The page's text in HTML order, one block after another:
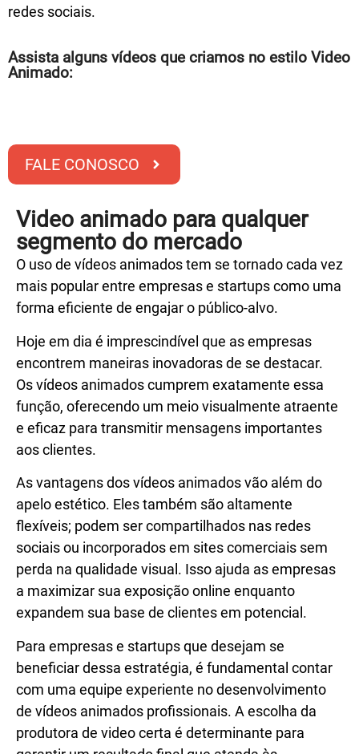
redes sociais.
Assista alguns vídeos que criamos no estilo Video
Animado:
FALE CONOSCO
Video animado para qualquer
segmento do mercado
O uso de vídeos animados tem se tornado cada vez
mais popular entre empresas e startups como uma
forma eficiente de engajar o público-alvo.
Hoje em dia é imprescindível que as empresas
encontrem maneiras inovadoras de se destacar.
Os vídeos animados cumprem exatamente essa
função, oferecendo um meio visualmente atraente
e eficaz para transmitir mensagens importantes
aos clientes.
As vantagens dos vídeos animados vão além do
apelo estético. Eles também são altamente
flexíveis; podem ser compartilhados nas redes
sociais ou incorporados em sites comerciais sem
perda na qualidade visual. Isso ajuda as empresas
a maximizar sua exposição online enquanto
expandem sua base de clientes em potencial.
Para empresas e startups que desejam se
beneficiar dessa estratégia, é fundamental contar
com uma equipe experiente no desenvolvimento
de vídeos animados profissionais. A escolha da
produtora de video certa é determinante para